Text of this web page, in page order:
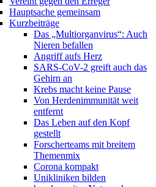
Hauptsache gemeinsam
Kurzbeiträge
Das „Multiorganvirus“: Auch
Nieren befallen
Angriff aufs Herz
SARS-CoV-2 greift auch das
Gehirn an
Krebs macht keine Pause
Von Herdenimmunität weit
entfernt
Das Leben auf den Kopf
gestellt
Forscherteams mit breitem
Themenmix
Corona kompakt
Unikliniken bilden